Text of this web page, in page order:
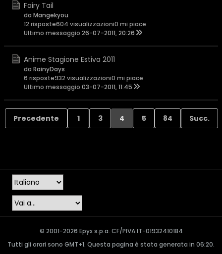
Fairy Tail
da Mangekyou
12 risposte604 visualizzazioni0 mi piace
Ultimo messaggio 26-07-2011, 20:26
Anime Stagione Estiva 2011
da RainyDays
6 risposte932 visualizzazioni0 mi piace
Ultimo messaggio 03-07-2011, 11:45
Precedente 1 3 4 5 84 Succ.
© 2001-2026 Epyx s.p.a. CF/PIVA IT-01932410184
Tutti gli orari sono GMT+1. Questa pagina è stata generata in 06:20.